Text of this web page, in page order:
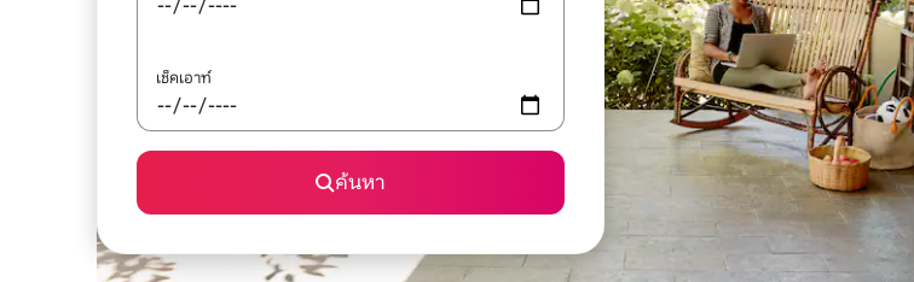
เช็คเอาท์
ค้นหา